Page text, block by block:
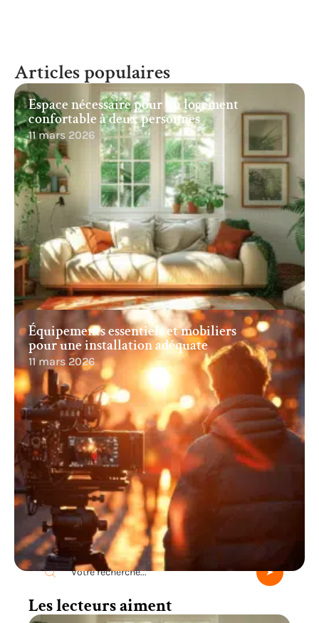
Articles populaires
Espace nécessaire pour un logement
confortable à deux personnes
11 mars 2026
Équipements essentiels et mobiliers
pour une installation adéquate
11 mars 2026
Recherche
Les lecteurs aiment